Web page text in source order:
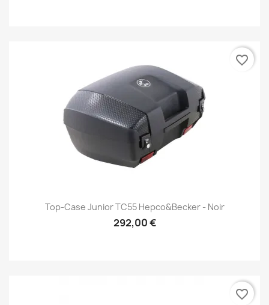
Top-Case Junior TC55 Hepco&Becker - Noir
292,00 €
favorite_border
favorite_border